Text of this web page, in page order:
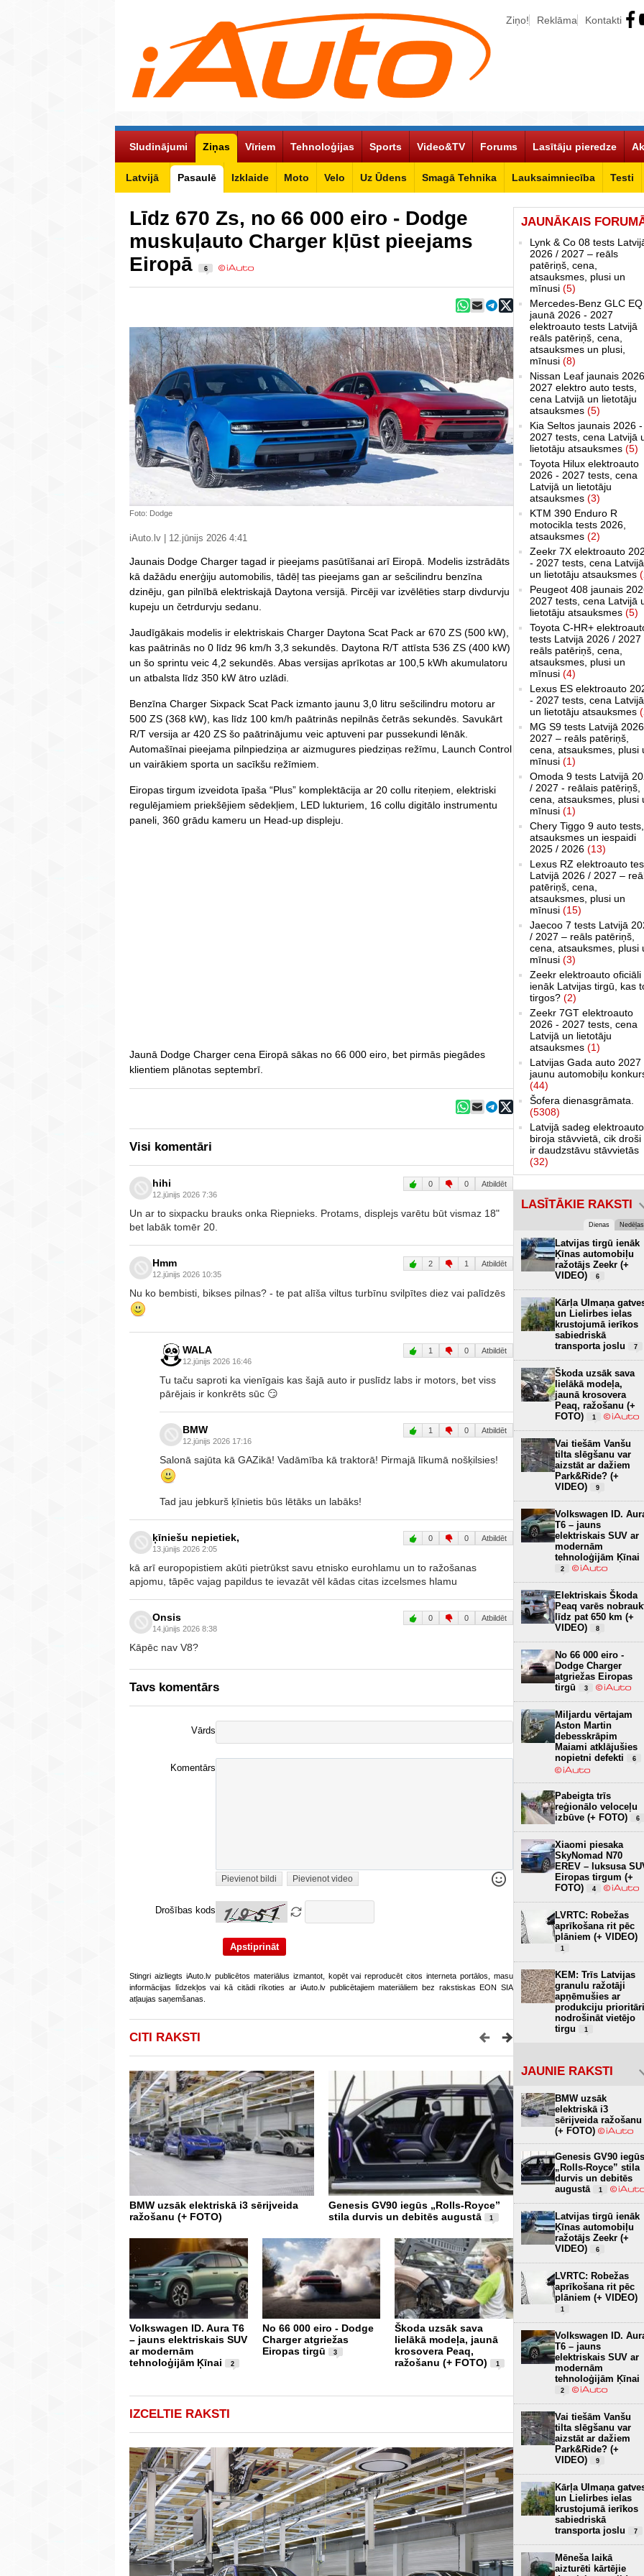
Ziņo! Reklāma Kontakti
Sludinājumi Ziņas
Latvijā Pasaulē Izklaide Moto Velo Uz Ūdens Smagā Tehnika Lauksaimniecība Testi
Vīriem Tehnoloģijas Sports Video&TV Forums Lasītāju pieredze
Līdz 670 Zs, no 66 000 eiro - Dodge
muskuļauto Charger kļūst pieejams
Eiropā
6
Foto: Dodge
iAuto.lv | 12.jūnijs 2026 4:41
Jaunais Dodge Charger tagad ir pieejams pasūtīšanai arī Eiropā. Modelis izstrādāts
kā dažādu enerģiju automobilis, tādēļ tas pieejams gan ar sešcilindru benzīna
dzinēju, gan pilnībā elektriskajā Daytona versijā. Pircēji var izvēlēties starp divdurvju
kupeju un četrdurvju sedanu.
Jaudīgākais modelis ir elektriskais Charger Daytona Scat Pack ar 670 ZS (500 kW),
kas paātrinās no 0 līdz 96 km/h 3,3 sekundēs. Daytona R/T attīsta 536 ZS (400 kW)
un šo sprintu veic 4,2 sekundēs. Abas versijas aprīkotas ar 100,5 kWh akumulatoru
un atbalsta līdz 350 kW ātro uzlādi.
Benzīna Charger Sixpack Scat Pack izmanto jaunu 3,0 litru sešcilindru motoru ar
500 ZS (368 kW), kas līdz 100 km/h paātrinās nepilnās četrās sekundēs. Savukārt
R/T versija ar 420 ZS šo paātrinājumu veic aptuveni par pussekundi lēnāk.
Automašīnai pieejama pilnpiedziņa ar aizmugures piedziņas režīmu, Launch Control
un vairākiem sporta un sacīkšu režīmiem.
Eiropas tirgum izveidota īpaša “Plus” komplektācija ar 20 collu riteņiem, elektriski
regulējamiem priekšējiem sēdekļiem, LED lukturiem, 16 collu digitālo instrumentu
paneli, 360 grādu kameru un Head-up displeju.
Jaunā Dodge Charger cena Eiropā sākas no 66 000 eiro, bet pirmās piegādes
klientiem plānotas septembrī.
Visi komentāri
hihi
12.jūnijs 2026 7:36
0 0 Atbildēt
Un ar to sixpacku brauks onka Riepnieks. Protams, displejs varētu būt vismaz 18"
bet labāk tomēr 20.
Hmm
12.jūnijs 2026 10:35
2 1 Atbildēt
Nu ko bembisti, bikses pilnas? - te pat alīša viltus turbīnu svilpītes diez vai palīdzēs
WALA
12.jūnijs 2026 16:46
1 0 Atbildēt
Tu taču saproti ka vienīgais kas šajā auto ir puslīdz labs ir motors, bet viss
pārējais ir konkrēts sūc 😏
BMW
12.jūnijs 2026 17:16
1 0 Atbildēt
Salonā sajūta kā GAZikā! Vadāmība kā traktorā! Pirmajā līkumā nošķilsies!
Tad jau jebkurš ķīnietis būs lētāks un labāks!
ķīniešu nepietiek,
13.jūnijs 2026 2:05
0 0 Atbildēt
kā arī europopistiem akūti pietrūkst savu etnisko eurohlamu un to ražošanas
apjomu, tāpēc vajag papildus te ievazāt vēl kādas citas izcelsmes hlamu
Onsis
14.jūnijs 2026 8:38
0 0 Atbildēt
Kāpēc nav V8?
Tavs komentārs
Vārds
Komentārs
Pievienot bildi Pievienot video
Drošības kods
Stingri aizliegts iAuto.lv publicētos materiālus izmantot, kopēt vai reproducēt citos interneta portālos, masu
informācijas līdzekļos vai kā citādi rīkoties ar iAuto.lv publicētajiem materiāliem bez rakstiskas EON SIA
atļaujas saņemšanas.
CITI RAKSTI
BMW uzsāk elektriskā i3 sērijveida
ražošanu (+ FOTO)
Genesis GV90 iegūs „Rolls-Royce”
stila durvis un debitēs augustā
1
Volkswagen ID. Aura T6
– jauns elektriskais SUV
ar modernām
tehnoloģijām Ķīnai
2
No 66 000 eiro - Dodge
Charger atgriežas
Eiropas tirgū
3
Škoda uzsāk sava
lielākā modeļa, jaunā
krosovera Peaq,
ražošanu (+ FOTO)
1
Miljardu vērtajam Aston
debesskrāpim Maiami
nopietni defekti
6
Xiaomi piesaka
SkyNomad N70 EREV –
luksusa SUV Eiropas
tirgum (+ FOTO)
4
IZCELTIE RAKSTI
JAUNĀKAIS
Lynk & Co 08 tests
2026 / 2027 – reāls
patēriņš, cena,
atsauksmes, plusi un
mīnusi (5)
Mercedes-Benz GLC EQ
jaunā 2026 - 2027
elektroauto tests Latvijā
reāls patēriņš, cena,
atsauksmes un plusi,
mīnusi (8)
Nissan Leaf jaunais
2027 elektro auto tests,
cena Latvijā un lietotāju
atsauksmes (5)
Kia Seltos jaunais 2026 -
2027 tests, cena Latvijā
lietotāju atsauksmes (5)
Toyota Hilux elektroauto
2026 - 2027 tests, cena
Latvijā un lietotāju
atsauksmes (3)
KTM 390 Enduro R
motocikla tests 2026,
atsauksmes (2)
Zeekr 7X elektroauto
- 2027 tests, cena Latvijā
un lietotāju atsauksmes
Peugeot 408 jaunais
2027 tests, cena Latvijā
lietotāju atsauksmes (5)
Toyota C-HR+
tests Latvijā 2026 / 2027
reāls patēriņš, cena,
atsauksmes, plusi un
mīnusi (4)
Lexus ES elektroauto
- 2027 tests, cena Latvijā
un lietotāju atsauksmes
MG S9 tests Latvijā
2027 – reāls patēriņš,
cena, atsauksmes, plusi
mīnusi (1)
Omoda 9 tests Latvijā
/ 2027 - reālais patēriņš,
cena, atsauksmes, plusi
mīnusi (1)
Chery Tiggo 9 auto tests,
atsauksmes un iespaidi
2025 / 2026 (13)
Lexus RZ elektroauto
Latvijā 2026 / 2027 –
patēriņš, cena,
atsauksmes, plusi un
mīnusi (15)
Jaecoo 7 tests Latvijā
/ 2027 – reāls patēriņš,
cena, atsauksmes, plusi
mīnusi (3)
Zeekr elektroauto oficiāli
ienāk Latvijas tirgū, kas
tirgos? (2)
Zeekr 7GT elektroauto
2026 - 2027 tests, cena
Latvijā un lietotāju
atsauksmes (1)
Latvijas Gada auto 2027
jaunu automobiļu
(44)
Šofera dienasgrāmata.
(5308)
Latvijā sadeg elektroauto
biroja stāvvietā, cik droši
ir daudzstāvu stāvvietās
(32)
LASĪTĀKIE RAKSTI
Dienas Nedēļas
Latvijas tirgū ienāk
Ķīnas automobiļu
ražotājs Zeekr (+
VIDEO)
6
Kārļa Ulmaņa
un Lielirbes ielas
krustojumā ierīkos
sabiedriskā
transporta joslu
7
Škoda uzsāk sava
lielākā modeļa,
jaunā krosovera
Peaq, ražošanu (+
FOTO)
1
Vai tiešām Vanšu
tilta slēgšanu var
aizstāt ar dažiem
Park&Ride? (+
VIDEO)
9
Volkswagen ID.
T6 – jauns
elektriskais SUV ar
modernām
tehnoloģijām Ķīnai
2
Elektriskais Škoda
Peaq varēs
līdz pat 650 km (+
VIDEO)
8
No 66 000 eiro -
Dodge Charger
atgriežas Eiropas
tirgū
3
Miljardu vērtajam
Aston Martin
debesskrāpim
Maiami atklājušies
nopietni defekti
6
Pabeigta trīs
reģionālo veloceļu
izbūve (+ FOTO)
6
Xiaomi piesaka
SkyNomad N70
EREV – luksusa
Eiropas tirgum (+
FOTO)
4
LVRTC: Robežas
aprīkošana rit pēc
plāniem (+ VIDEO)
1
KEM: Trīs Latvijas
granulu ražotāji
apņēmušies ar
produkciju prioritāri
nodrošināt vietējo
tirgu
1
JAUNIE RAKSTI
BMW uzsāk
elektriskā i3
sērijveida ražošanu
(+ FOTO)
Genesis GV90 iegūs
„Rolls-Royce” stila
durvis un debitēs
augustā
1
Latvijas tirgū ienāk
Ķīnas automobiļu
ražotājs Zeekr (+
VIDEO)
6
LVRTC: Robežas
aprīkošana rit pēc
plāniem (+ VIDEO)
1
Volkswagen ID.
T6 – jauns
elektriskais SUV ar
modernām
tehnoloģijām Ķīnai
2
Vai tiešām Vanšu
tilta slēgšanu var
aizstāt ar dažiem
Park&Ride? (+
VIDEO)
9
Kārļa Ulmaņa
un Lielirbes ielas
krustojumā ierīkos
sabiedriskā
transporta joslu
7
Mēneša laikā
aizturēti kārtējie